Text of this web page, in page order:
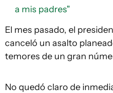
a mis padres"
El mes pasado, el
canceló un asalto
temores de un gran
No quedó claro de